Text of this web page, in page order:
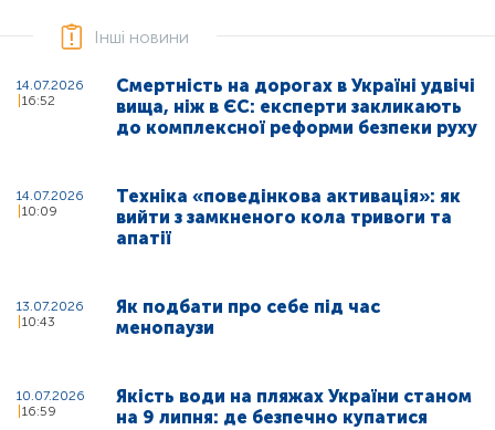
Інші новини
14.07.2026
16:52
Смертність на дорогах в Україні удвічі
вища, ніж в ЄС: експерти закликають
до комплексної реформи безпеки руху
14.07.2026
10:09
Техніка «поведінкова активація»: як
вийти з замкненого кола тривоги та
апатії
13.07.2026
10:43
Як подбати про себе під час
менопаузи
10.07.2026
16:59
Якість води на пляжах України станом
на 9 липня: де безпечно купатися